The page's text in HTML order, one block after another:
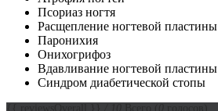
Псориаз ногтя
Расщепление ногтевой пластины
Паронихия
Онихогрифоз
Вдавливание ногтевой пластины
Синдром диабетической стопы